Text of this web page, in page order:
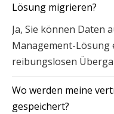
Lösung migrieren?
Ja, Sie können Daten
Management-
reibungslosen
Wo werden meine
gespeichert?